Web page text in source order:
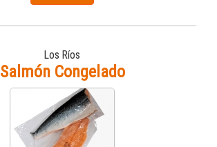
Los Ríos
Salmón Congelado